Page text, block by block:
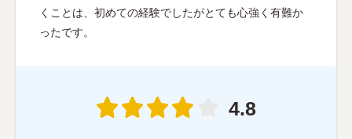
くことは、初めての経験でしたがとても心強く有難か
ったです。
4.8